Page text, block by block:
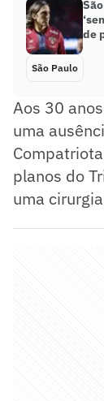
de
São Paulo
Aos 30
uma
planos do
uma